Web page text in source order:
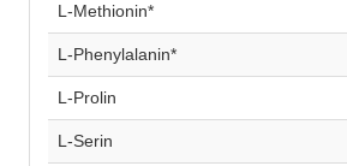
L-Methionin*
L-Phenylalanin*
L-Prolin
L-Serin